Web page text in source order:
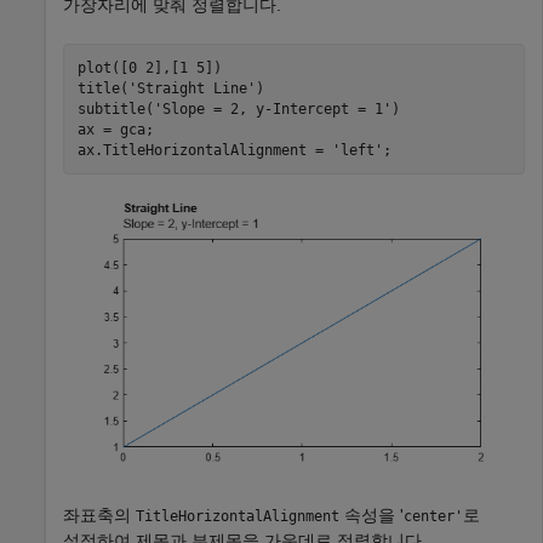
가장자리에 맞춰 정렬합니다.
plot([0 2],[1 5])
title( 'Straight Line' )
subtitle( 'Slope = 2, y-Intercept = 1' )
ax = gca;
ax.TitleHorizontalAlignment =
'left' ;
좌표축의 TitleHorizontalAlignment 속성을 'center' 로